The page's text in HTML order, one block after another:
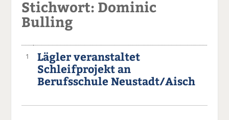
Stichwort: Dominic
Bulling
1
Lägler veranstaltet
Schleifprojekt an
Berufsschule Neustadt/Aisch